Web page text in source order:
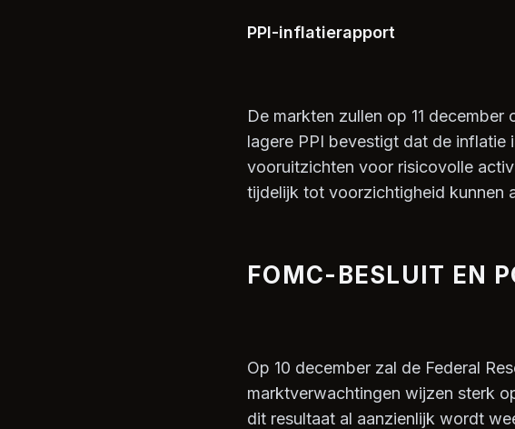
PPI-inflatierapport
De markten zullen op 11
lagere PPI bevestigt dat de
vooruitzichten voor risicovolle
tijdelijk tot voorzichtigheid kunnen
FOMC-BESLUIT EN
Op 10 december zal de Federal
marktverwachtingen wijzen sterk
dit resultaat al aanzienlijk wordt